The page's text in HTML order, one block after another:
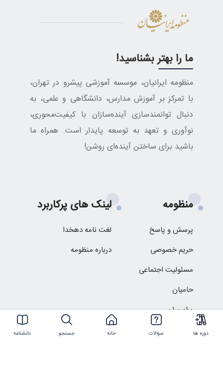
دوره ها سوالات خانه جستجو دانشنامه
ما را بهتر بشناسید!
منظومه ایرانیان، موسسه آموزشی پیشرو در تهران،
با تمرکز بر آموزش مدارس، دانشگاهی و علمی، به
دنبال توانمندسازی آینده‌سازان با کیفیت‌محوری،
نوآوری و تعهد به توسعه پایدار است. همراه ما
باشید برای ساختن آینده‌ای روشن!
منظومه
پرسش و پاسخ
حریم خصوصی
مسئولیت اجتماعی
حامیان
مؤسسان
لینک های پرکاربرد
لغت نامه دهخدا
درباره منظومه